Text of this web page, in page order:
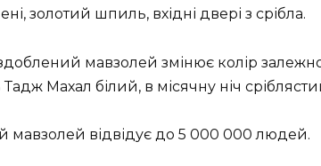
золотий шпиль, вхідні двері з срібла.
мавзолей змінює колір
Махал білий, в місячну ніч
мавзолей відвідує до 5 000 000 людей.